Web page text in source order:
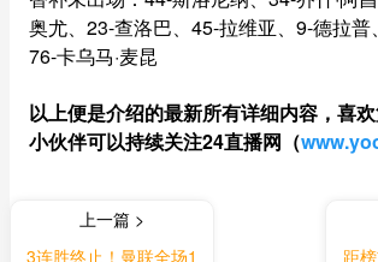
奥尤、23-查洛巴、45-拉维亚、9-德拉普
76-卡乌马·麦昆
以上便是介绍的最新所有详细内容，喜
小伙伴可以持续关注24直播网（
上一篇 >
3连胜终止！曼联全场1
距